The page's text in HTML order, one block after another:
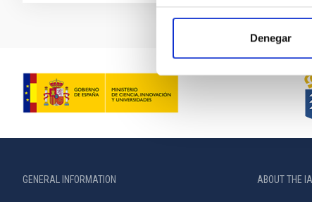
Denegar
GENERAL INFORMATION ABOUT THE